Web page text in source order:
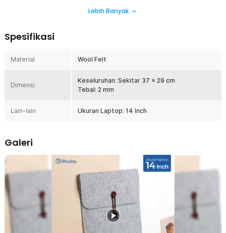
Saat dibawa bepergian, Anda dapat menggenggam sleeve case
menggores perangkat yang Anda bawa.
Membawa laptop dengan sleeve case saja sudah cukup untuk
proteksi ekstra sekaligus kemudahan saat bepergian, Anda dapat
menggunakannya sebagai layer tambahan di dalam tas tanpa
Makin Aman dengan Tali
kancing di bagian luarnya. Sleeve case akan tertutup rapat dan
Case Sempurna untuk Laptop Anda
Ukuran sleeve case telah disesuaikan dengan bentuk laptop atau
tablet berukuran 14 Inch. Untuk memastikan kesesuaiannya, Anda
dapat memeriksa ukuran perangkat Anda terlebih dahulu sebelum
melakukan pembelian.
Kelengkapan Produk
Lebih Banyak
Spesifikasi
Material Wool Felt
Dimensi
Keseluruhan: Sekitar 37 x 29 cm
Tebal: 2 mm
Lain-lain Ukuran Laptop: 14 Inch
Galeri